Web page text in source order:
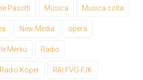
Pasotti Musica Musica colta
New Media opera
Merkù Radio
Radio Koper RAI FVG-FJK